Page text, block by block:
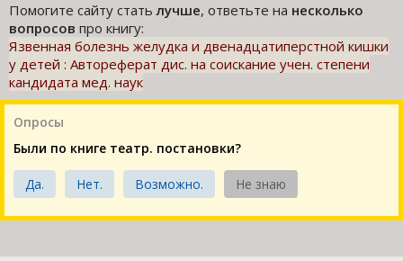
Помогите сайту статьлучше, ответьте на несколько
вопросов про книгу:
Язвенная болезнь желудка и двенадцатиперстной кишки
у детей : Автореферат дис. на соискание учен. степени
кандидата мед. наук
Опросы
Были по книге театр. постановки?
Да. Нет. Возможно. Не знаю